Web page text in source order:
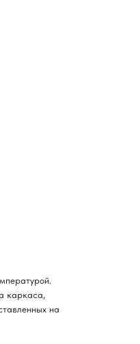
каркаса,
на